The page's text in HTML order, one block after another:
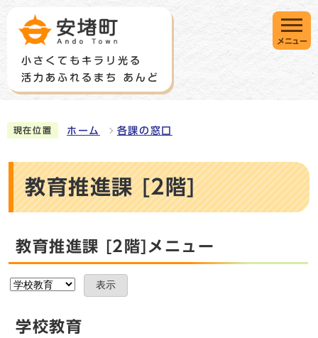
メニュー
現在位置 ホーム 各課の窓口
教育推進課 [2階]
教育推進課 [2階]メニュー
表示
学校教育